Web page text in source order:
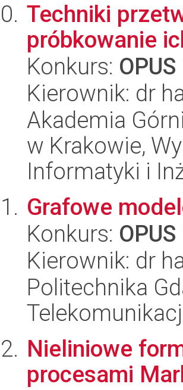
Techniki
próbkowanie
Konkurs:
Kierownik: dr
Akademia
w Krakowie,
Informatyki i
Grafowe
Konkurs:
Kierownik: dr
Politechnika
Nieliniowe
procesami